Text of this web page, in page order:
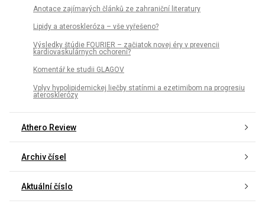
Anotace zajímavých článků ze zahraniční literatury
Lipidy a ateroskleróza – vše vyřešeno?
Výsledky štúdie FOURIER – začiatok novej éry v prevencii
kardiovaskulárnych ochorení?
Komentář ke studii GLAGOV
Vplyv hypolipidemickej liečby statínmi a ezetimibom na progresiu
aterosklerózy
Athero Review
Archiv čísel
Aktuální číslo